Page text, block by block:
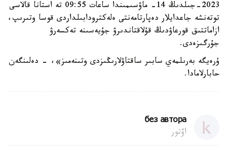
2023-جىلدىڭ 14- ماۋسىمىندا ساعات 09:55 تە استانا قالاسى
توتەنشە جاعدايلار دەپارتامەنتى ەلەكترودابىلداردى قوسا وتىرىپ،
ازاماتتىق قورعاۋدىڭ قۇلاقتاندىرۋ جۇيەسىنە تەكسەرۋ
جۇرگىزەدى.
ۇرەيگە بەرىلمەي سابىر ساقتاۋلارىڭىزدى وتىنەمىز»، - دەلىنگەن
حابارلامادا.
без автора
اۆتور